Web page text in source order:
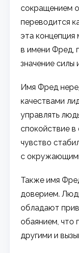
сокращением
переводится
эта концепция
в имени Фред,
значение силы
Имя Фред
качествами
управлять
спокойствие
чувство
с
Также имя
доверием.
обладают
обаянием, что
другими и